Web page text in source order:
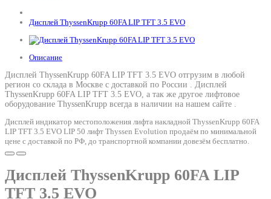
Дисплей ThyssenKrupp 60FA LIP TFT 3.5 EVO
Описание
Дисплей ThyssenKrupp 60FA LIP TFT 3.5 EVO отгрузим в любой
регион со склада в Москве с доставкой по России . Дисплей
ThyssenKrupp 60FA LIP TFT 3.5 EVO, а так же другое лифтовое
оборудование ThyssenKrupp всегда в наличии на нашем сайте .
Дисплей индикатор местоположения лифта накладной ThyssenKrupp 60FA
LIP TFT 3.5 EVO LIP 50 лифт Thyssen Evolution продаём по минимальной
цене с доставкой по РФ, до транспортной компании довезём бесплатно.
Дисплей ThyssenKrupp 60FA LIP
TFT 3.5 EVO